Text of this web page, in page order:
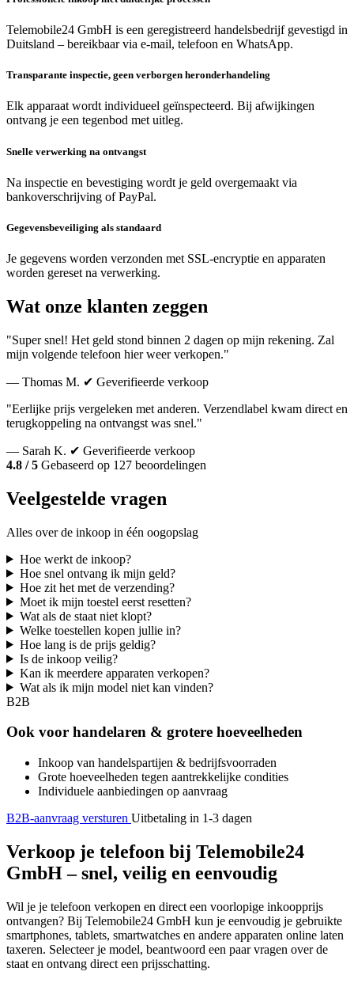
Telemobile24 GmbH is een geregistreerd handelsbedrijf gevestigd in
Duitsland – bereikbaar via e-mail, telefoon en WhatsApp.
Transparante inspectie, geen verborgen heronderhandeling
Elk apparaat wordt individueel geïnspecteerd. Bij afwijkingen
ontvang je een tegenbod met uitleg.
Snelle verwerking na ontvangst
Na inspectie en bevestiging wordt je geld overgemaakt via
bankoverschrijving of PayPal.
Gegevensbeveiliging als standaard
Je gegevens worden verzonden met SSL-encryptie en apparaten
worden gereset na verwerking.
Wat onze klanten zeggen
"Super snel! Het geld stond binnen 2 dagen op mijn rekening. Zal
mijn volgende telefoon hier weer verkopen."
— Thomas M. ✔ Geverifieerde verkoop
"Eerlijke prijs vergeleken met anderen. Verzendlabel kwam direct en
terugkoppeling na ontvangst was snel."
— Sarah K. ✔ Geverifieerde verkoop
4.8 / 5 Gebaseerd op 127 beoordelingen
Veelgestelde vragen
Alles over de inkoop in één oogopslag
Hoe werkt de inkoop?
Hoe snel ontvang ik mijn geld?
Hoe zit het met de verzending?
Moet ik mijn toestel eerst resetten?
Wat als de staat niet klopt?
Welke toestellen kopen jullie in?
Hoe lang is de prijs geldig?
Is de inkoop veilig?
Kan ik meerdere apparaten verkopen?
Wat als ik mijn model niet kan vinden?
B2B
Ook voor handelaren & grotere hoeveelheden
Inkoop van handelspartijen & bedrijfsvoorraden
Grote hoeveelheden tegen aantrekkelijke condities
Individuele aanbiedingen op aanvraag
B2B-aanvraag versturen Uitbetaling in 1-3 dagen
Verkoop je telefoon bij Telemobile24
GmbH – snel, veilig en eenvoudig
Wil je je telefoon verkopen en direct een voorlopige inkoopprijs
ontvangen? Bij Telemobile24 GmbH kun je eenvoudig je gebruikte
smartphones, tablets, smartwatches en andere apparaten online laten
taxeren. Selecteer je model, beantwoord een paar vragen over de
staat en ontvang direct een prijsschatting.